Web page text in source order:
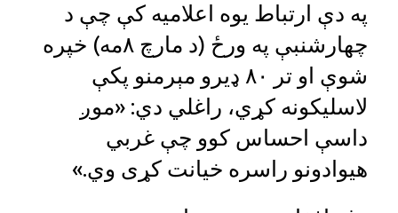
په دې ارتباط یوه اعلامیه کې چې د
چهارشنبې په ورځ (د مارچ ۸مه) خپره
شوې او تر ۸۰ ډيرو مېرمنو پکې
لاسلیکونه کړي، راغلي دي: «موږ
داسې احساس کوو چې غربي
هیوادونو راسره خیانت کړی وي.»